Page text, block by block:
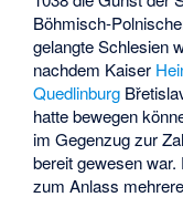
Böhmisch-
gelangte Schlesien
nachdem Kaiser
Quedlinburg
hatte bewegen
im Gegenzug zur
bereit gewesen
zum Anlass